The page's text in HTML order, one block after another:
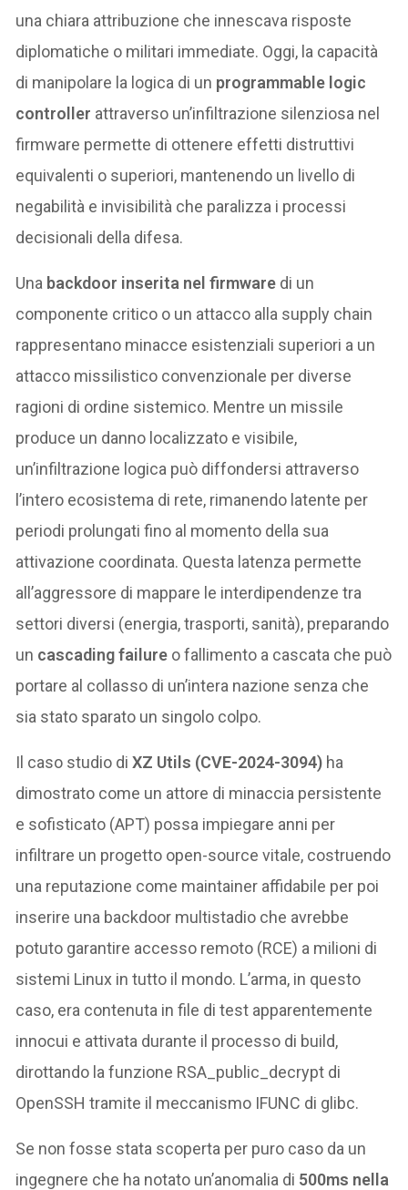
una chiara attribuzione che innescava risposte
diplomatiche o militari immediate. Oggi, la capacità
di manipolare la logica di un programmable logic
controller attraverso un’infiltrazione silenziosa nel
firmware permette di ottenere effetti distruttivi
equivalenti o superiori, mantenendo un livello di
negabilità e invisibilità che paralizza i processi
decisionali della difesa.
Una backdoor inserita nel firmware di un
componente critico o un attacco alla supply chain
rappresentano minacce esistenziali superiori a un
attacco missilistico convenzionale per diverse
ragioni di ordine sistemico. Mentre un missile
produce un danno localizzato e visibile,
un’infiltrazione logica può diffondersi attraverso
l’intero ecosistema di rete, rimanendo latente per
periodi prolungati fino al momento della sua
attivazione coordinata. Questa latenza permette
all’aggressore di mappare le interdipendenze tra
settori diversi (energia, trasporti, sanità), preparando
un cascading failure o fallimento a cascata che può
portare al collasso di un’intera nazione senza che
sia stato sparato un singolo colpo.
Il caso studio diXZ Utils (CVE-2024-3094) ha
dimostrato come un attore di minaccia persistente
e sofisticato (APT) possa impiegare anni per
infiltrare un progetto open-source vitale, costruendo
una reputazione come maintainer affidabile per poi
inserire una backdoor multistadio che avrebbe
potuto garantire accesso remoto (RCE) a milioni di
sistemi Linux in tutto il mondo. L’arma, in questo
caso, era contenuta in file di test apparentemente
innocui e attivata durante il processo di build,
dirottando la funzione RSA_public_decrypt di
OpenSSH tramite il meccanismo IFUNC di glibc.
Se non fosse stata scoperta per puro caso da un
ingegnere che ha notato un’anomalia di 500ms nella